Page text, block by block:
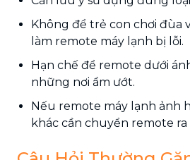
Không để trẻ con chơi đùa
làm remote máy lạnh bị lỗi.
Hạn chế để remote dưới
những nơi ẩm ướt.
Nếu remote máy lạnh ảnh
khác cần chuyển remote ra